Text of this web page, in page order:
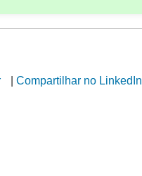
Compartilhar no LinkedIn